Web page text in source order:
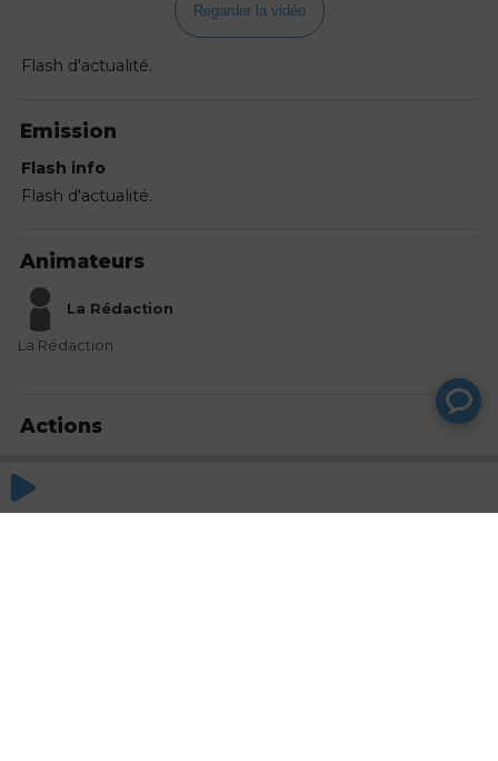
Regarder la vidéo
Flash d'actualité.
Emission
Flash info
Flash d'actualité.
Animateurs
La Rédaction
La Rédaction
Actions